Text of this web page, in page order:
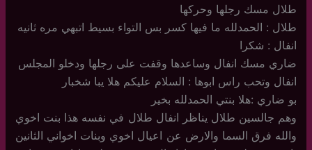
طلال مسك رجلها وحركها
طلال : الحمدلله ما فيها كسر بس التواء بسيط اتبهي مره ثانيه
انفال : شكرا
ضاري مسك انفال وساعدها وقفت على رجلها ودخلو المجلس
انفال وتحب راس ابوها : السلام عليكم هلا يبا شخبار
بو ضاري :هلا بنتي الحمدلله بخير
وهم جالسين طلال يناظر انفال طلال في نفسه هذا بنت اخوي
والله فرق السما والارض عن اعيال اخوي وبنات اخواني الثانين